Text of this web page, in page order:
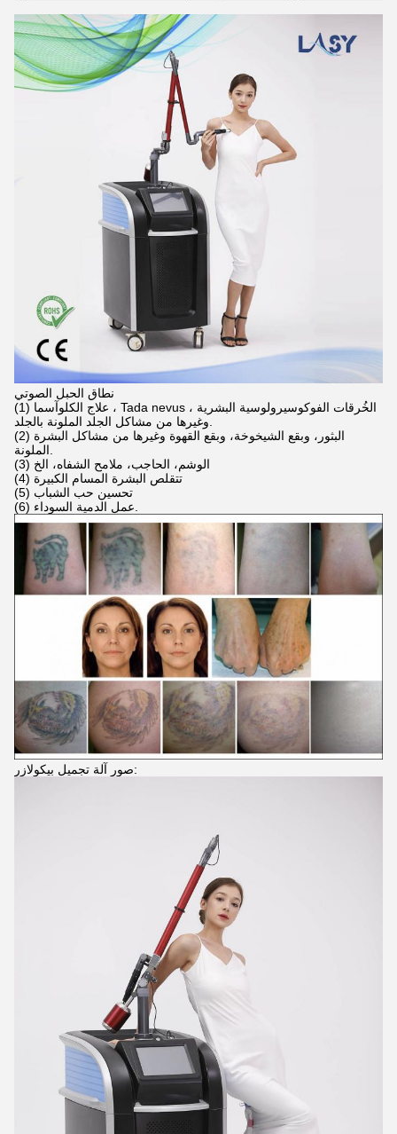
نطاق الحبل الصوتي
(1) علاج الكلوآسما ، Tada nevus ، الخُرقات الفوكوسيرولوسية البشرية
(2) البثور، وبقع الشيخوخة، وبقع القهوة وغيرها من مشاكل البشرة
(3) الوشم، الحاجب، ملامح الشفاه، الخ
(4) تتقلص البشرة المسام الكبيرة
(5) تحسين حب الشباب
صور آلة تجميل بيكولازر: